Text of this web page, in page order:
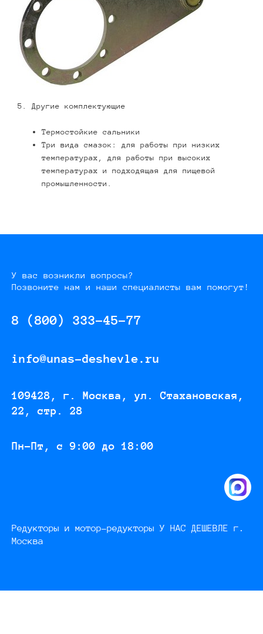
5. Другие комплектующие
Термостойкие сальники
Три вида смазок: для работы при низких
температурах, для работы при высоких
температурах и подходящая для пищевой
промышленности.
У вас возникли вопросы?
Позвоните нам и наши специалисты вам помогут!
8 (800) 333-45-77
info@unas-deshevle.ru
109428, г. Москва, ул. Стахановская,
22, стр. 28
Пн-Пт, с 9:00 до 18:00
Редукторы и мотор-редукторы У НАС ДЕШЕВЛЕ г.
Москва